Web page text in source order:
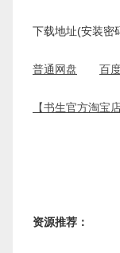
下载地址(安装密
普通网盘 百
【书生官方淘宝店
资源推荐：